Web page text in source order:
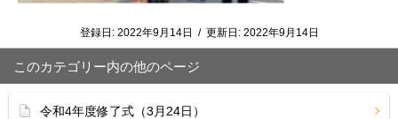
登録日: 2022年9月14日 / 更新日: 2022年9月14日
このカテゴリー内の他のページ
令和4年度修了式（3月24日）